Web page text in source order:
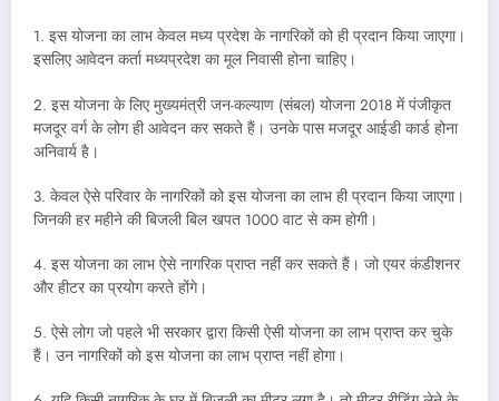
1. इस योजना का लाभ केवल मध्य प्रदेश के नागरिकों को ही प्रदान किया जाएगा।
इसलिए आवेदन कर्ता मध्यप्रदेश का मूल निवासी होना चाहिए।
2. इस योजना के लिए मुख्यमंत्री जन-कल्याण (संबल) योजना 2018 में पंजीकृत
मजदूर वर्ग के लोग ही आवेदन कर सकते हैं। उनके पास मजदूर आईडी कार्ड होना
अनिवार्य है।
3. केवल ऐसे परिवार के नागरिकों को इस योजना का लाभ ही प्रदान किया जाएगा।
जिनकी हर महीने की बिजली बिल खपत 1000 वाट से कम होगी।
4. इस योजना का लाभ ऐसे नागरिक प्राप्त नहीं कर सकते हैं। जो एयर कंडीशनर
और हीटर का प्रयोग करते होंगे।
5. ऐसे लोग जो पहले भी सरकार द्वारा किसी ऐसी योजना का लाभ प्राप्त कर चुके
हैं। उन नागरिकों को इस योजना का लाभ प्राप्त नहीं होगा।